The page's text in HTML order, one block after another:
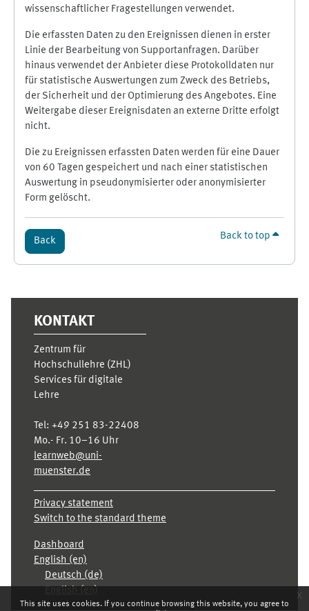
This site uses cookies. If you continue browsing this website, you agree to
x
wissenschaftlicher Fragestellungen verwendet.
Die erfassten Daten zu den Ereignissen dienen in erster
Linie der Bearbeitung von Supportanfragen. Darüber
hinaus verwendet der Anbieter diese Protokolldaten nur
für statistische Auswertungen zum Zweck des Betriebs,
der Sicherheit und der Optimierung des Angebotes. Eine
Weitergabe dieser Ereignisdaten an externe Dritte erfolgt
nicht.
Die zu Ereignissen erfassten Daten werden für eine Dauer
von 60 Tagen gespeichert und nach einer statistischen
Auswertung in pseudonymisierter oder anonymisierter
Form gelöscht.
Back Back to top
KONTAKT
Zentrum für
Hochschullehre (ZHL)
Services für digitale
Lehre
Tel: +49 251 83-22408
Mo.- Fr. 10–16 Uhr
learnweb@uni-
muenster.de
Privacy statement
Switch to the standard theme
Dashboard
English ‎(en)‎
Deutsch ‎(de)‎